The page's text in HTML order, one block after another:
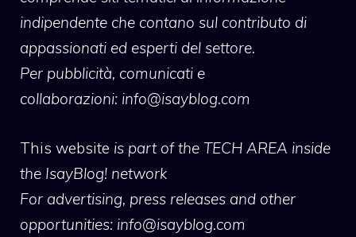
indipendente che contano sul contributo di
appassionati ed esperti del settore.
Per pubblicità, comunicati e
collaborazioni: info@isayblog.com
This website is part of the TECH AREA inside
the IsayBlog! network
For advertising, press releases and other
opportunities: info@isayblog.com